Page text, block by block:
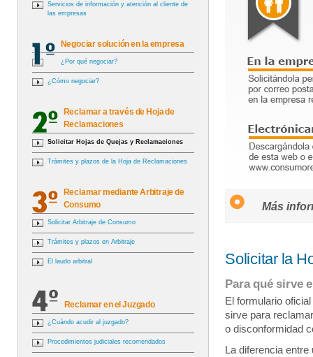
Servicios de información y atención al cliente de
las empresas
Negociar solución en la empresa
¿Por qué negociar?
¿Cómo negociar?
Reclamar a través de Hoja de
Reclamaciones
Solicitar Hojas de Quejas y Reclamaciones
Trámites y plazos de la Hoja de Reclamaciones
Reclamar mediante Arbitraje de
Consumo
Solicitar Arbitraje de Consumo
Trámites y plazos en Arbitraje
El laudo arbitral
Reclamar en el Juzgado
¿Cuándo acudir al juzgado?
Procedimientos judiciales recomendados
Más
Solicitar la
Para qué sirve
El formulario
sirve para
o disconformidad
La diferencia